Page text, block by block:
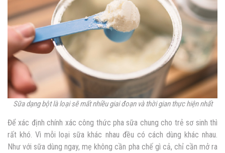
Sữa dạng bột là loại sẽ mất nhiều giai đoạn và thời gian thực hiện nhất
Để xác định chính xác công thức pha sữa chung cho trẻ sơ sinh thì
rất khó. Vì mỗi loại sữa khác nhau đều có cách dùng khác nhau.
Như với sữa dùng ngay, mẹ không cần pha chế gì cả, chỉ cần mở ra